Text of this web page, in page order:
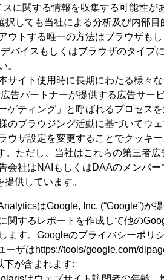
に関する情報を収集する可能性が
択しても当社による分析及び内部
トする唯一の方法はブラウザも
バイスもしくはブラウザのタイプ
。
イト使用時に長期にわたる様々
告パートナーが提供する広告サー
ティング」と呼ばれるプロセス
ブラウジング活動に基づいてウ
ザ設定を変更することでクッキ
ただし、当社はこれらの第三者
社はNAIもしくはDAAのメンバ
供しています。
はGoogle, Inc. (“Google”)が
するレポートを作成して他の
す。Googleのプライバシーポリ
ザはhttps://tools/google.com/
下が含まれます: